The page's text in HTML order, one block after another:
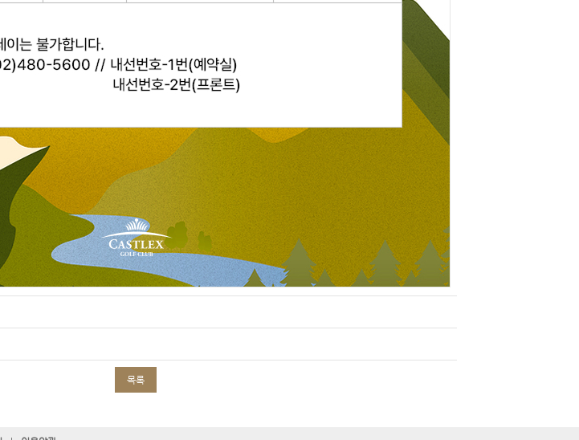
목록